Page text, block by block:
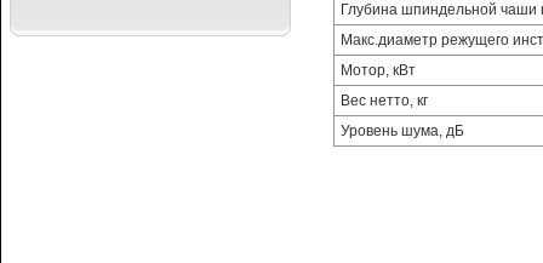
Глубина шпиндельной чаши
Макс.диаметр режущего
Мотор, кВт
Вес нетто, кг
Уровень шума, дБ